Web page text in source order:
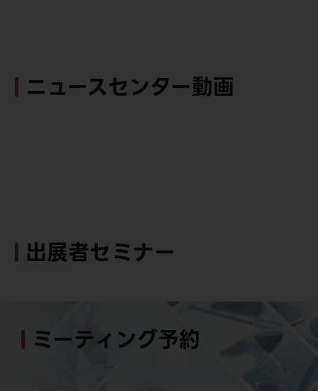
ニュースセンター動画
出展者セミナー
ミーティング予約